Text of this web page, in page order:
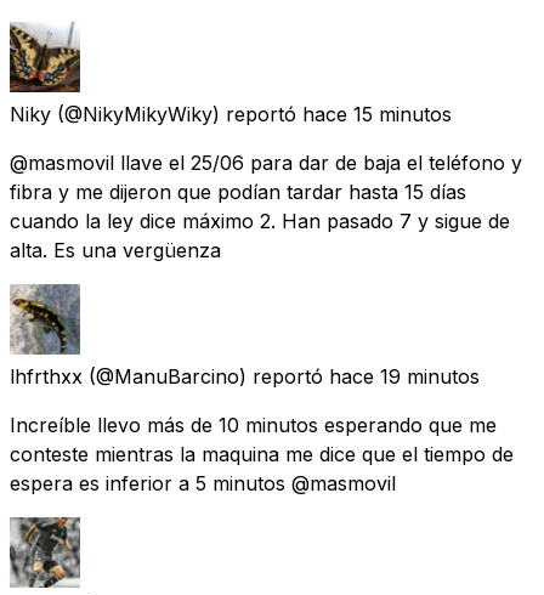
Niky (@NikyMikyWiky) reportó hace 15 minutos
@masmovil llave el 25/06 para dar de baja el teléfono y
fibra y me dijeron que podían tardar hasta 15 días
cuando la ley dice máximo 2. Han pasado 7 y sigue de
alta. Es una vergüenza
lhfrthxx (@ManuBarcino) reportó hace 19 minutos
Increíble llevo más de 10 minutos esperando que me
conteste mientras la maquina me dice que el tiempo de
espera es inferior a 5 minutos @masmovil